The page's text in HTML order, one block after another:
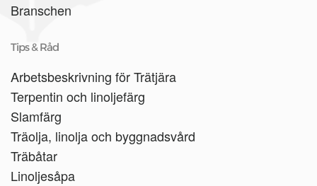
Branschen
Tips & Råd
Arbetsbeskrivning för Trätjära
Terpentin och linoljefärg
Slamfärg
Träolja, linolja och byggnadsvård
Träbåtar
Linoljesåpa